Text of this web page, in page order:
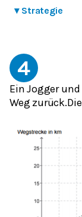
▾ Strategie
4
Ein Jogger
Weg